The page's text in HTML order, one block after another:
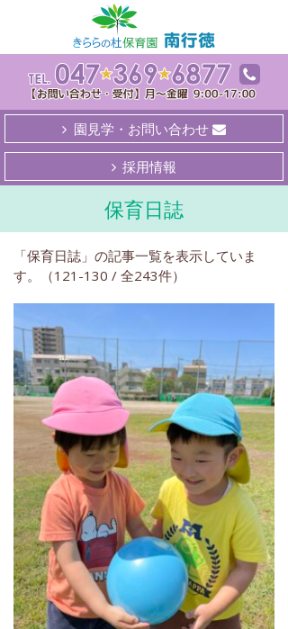
園見学・お問い合わせ
採用情報
保育日誌
「保育日誌」の記事一覧を表示していま
す。（121-130 / 全243件）